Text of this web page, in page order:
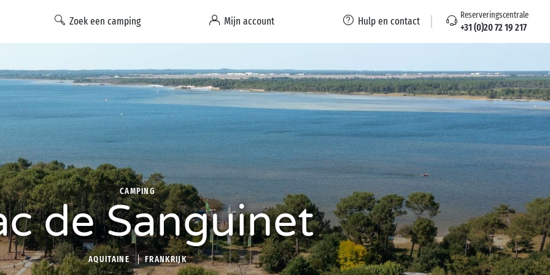
Zoek een camping Mijn account Hulp en contact Reserveringscentrale
+31 (0)20 72 19 217
CAMPING
de Sanguinet
AQUITAINE FRANKRIJK